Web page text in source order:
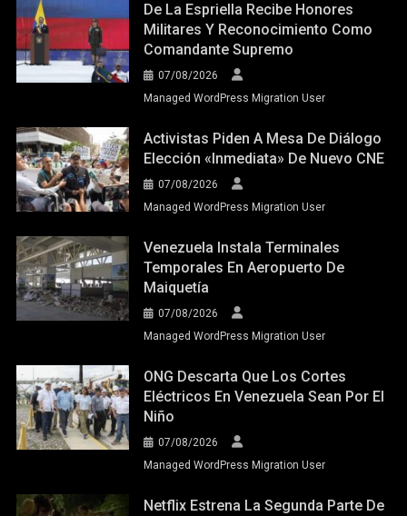
De La Espriella Recibe Honores
Militares Y Reconocimiento Como
Comandante Supremo
07/08/2026
Managed WordPress Migration User
Activistas Piden A Mesa De Diálogo
Elección «inmediata» De Nuevo CNE
07/08/2026
Managed WordPress Migration User
Venezuela Instala Terminales
Temporales En Aeropuerto De
Maiquetía
07/08/2026
Managed WordPress Migration User
ONG Descarta Que Los Cortes
Eléctricos En Venezuela Sean Por El
Niño
07/08/2026
Managed WordPress Migration User
Netflix Estrena La Segunda Parte De